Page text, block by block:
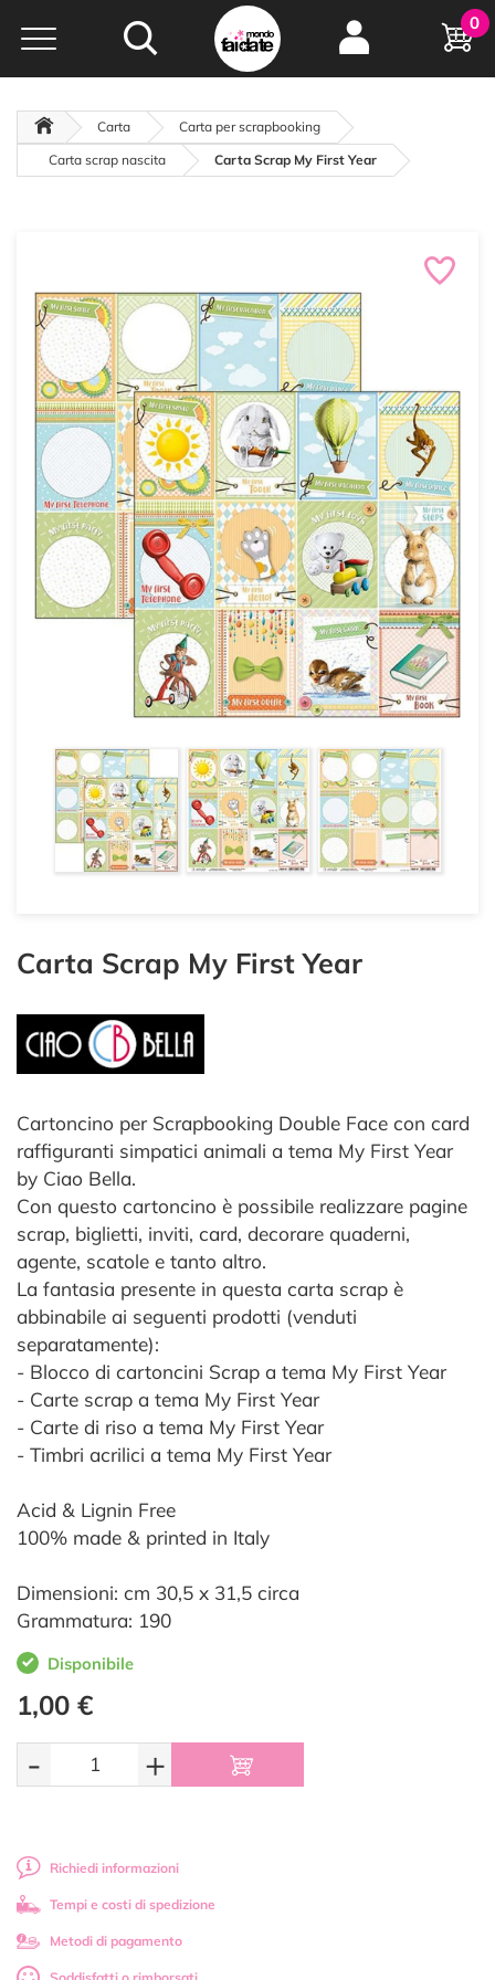
Hobby e
creatività...
oltre 15 anni online
0
Carta
Carta per scrapbooking
Carta scrap nascita
Carta Scrap My First Year
Carta Scrap My First Year
Cartoncino per Scrapbooking Double Face con card
raffiguranti simpatici animali a tema My First Year
by Ciao Bella.
Con questo cartoncino è possibile realizzare pagine
scrap, biglietti, inviti, card, decorare quaderni,
agente, scatole e tanto altro.
La fantasia presente in questa carta scrap è
abbinabile ai seguenti prodotti (venduti
separatamente):
- Blocco di cartoncini Scrap a tema My First Year
- Carte scrap a tema My First Year
- Carte di riso a tema My First Year
- Timbri acrilici a tema My First Year
Acid & Lignin Free
100% made & printed in Italy
Dimensioni: cm 30,5 x 31,5 circa
Grammatura: 190
Disponibile
1,00 €
- +
Richiedi informazioni
Tempi e costi di spedizione
Metodi di pagamento